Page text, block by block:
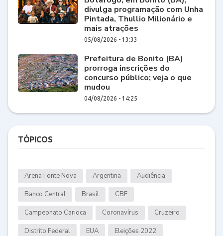
divulga programação com Unha
Pintada, Thullio Milionário e
mais atrações
05/08/2026 - 13:33
Prefeitura de Bonito (BA)
prorroga inscrições do
concurso público; veja o que
mudou
04/08/2026 - 14:25
TÓPICOS
Arena Fonte Nova Argentina Audiência
Banco Central Brasil CBF
Campeonato Carioca Coronavírus Cruzeiro
Distrito Federal EUA Eleições 2022